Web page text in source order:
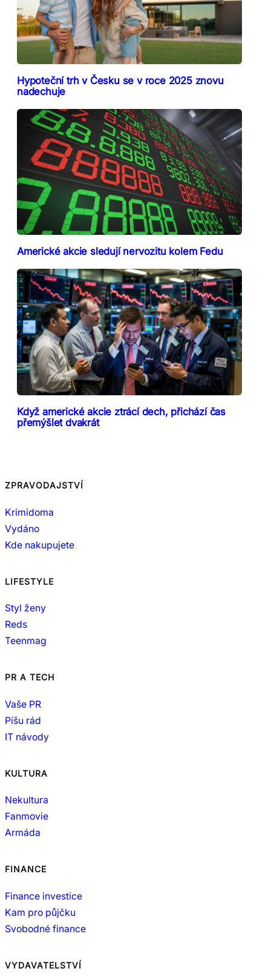
Hypoteční trh v Česku se v roce 2025 znovu
nadechuje
Americké akcie sledují nervozitu kolem Fedu
Když americké akcie ztrácí dech, přichází čas
přemýšlet dvakrát
ZPRAVODAJSTVÍ
Krimidoma
Vydáno
Kde nakupujete
LIFESTYLE
Styl ženy
Reds
Teenmag
PR A TECH
Vaše PR
Píšu rád
IT návody
KULTURA
Nekultura
Fanmovie
Armáda
FINANCE
Finance investice
Kam pro půjčku
Svobodné finance
VYDAVATELSTVÍ